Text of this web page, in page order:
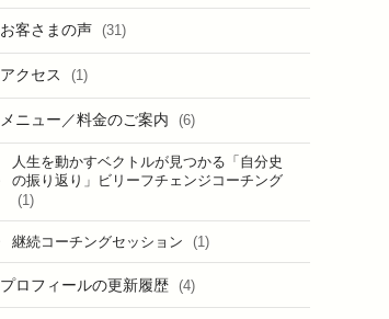
お客さまの声 (31)
アクセス (1)
メニュー／料金のご案内 (6)
人生を動かすベクトルが見つかる「自分史
の振り返り」ビリーフチェンジコーチング
(1)
継続コーチングセッション (1)
プロフィールの更新履歴 (4)